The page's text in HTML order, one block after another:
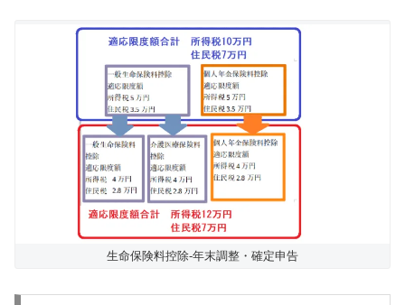
生命保険料控除-年末調整・確定申告